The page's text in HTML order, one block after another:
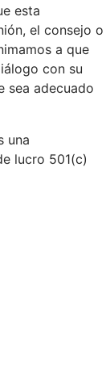
esta
el consejo o
a que
con su
sea adecuado
una
lucro 501(c)